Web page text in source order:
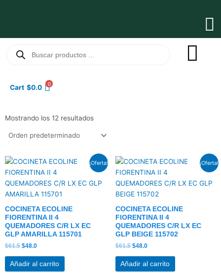
productos
Cart $0.0 0
Mostrando los 12 resultados
¡Oferta!
COCINETA ECOLINE
FIORENTINA II 4
QUEMADORES C/R LX EC
GLP AMARILLA 115701
$61.5
El
original
era:
$61.5.
$48.0
El
actual
es:
$48.0.
Añadir al carrito
¡Oferta!
COCINETA ECOLINE
FIORENTINA II 4
QUEMADORES C/R LX EC
GLP BEIGE 115702
$61.5
El
original
era:
$61.5.
$48.0
El
actual
es:
$48.0.
Añadir al carrito